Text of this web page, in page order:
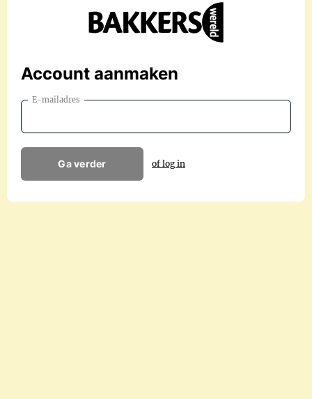
Account aanmaken
E-mailadres
Ga verder of log in